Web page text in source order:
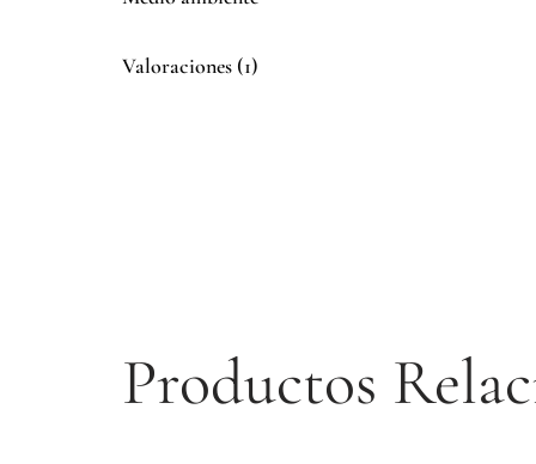
Valoraciones (1)
Productos